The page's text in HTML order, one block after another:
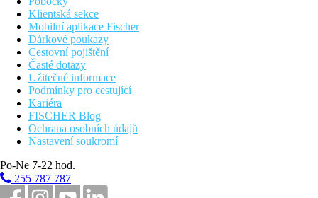
Klientská sekce
Mobilní aplikace Fischer
Dárkové poukazy
Cestovní pojištění
Časté dotazy
Užitečné informace
Podmínky pro cestující
Kariéra
FISCHER Blog
Ochrana osobních údajů
Nastavení soukromí
Po-Ne 7-22 hod.
255 787 787